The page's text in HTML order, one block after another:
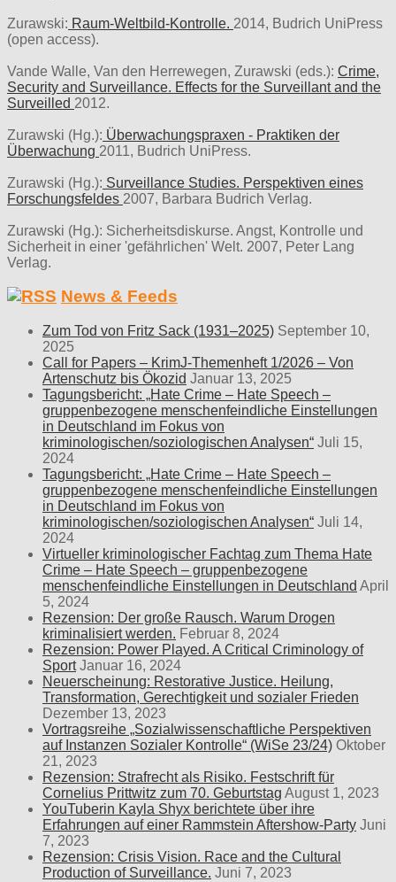
Zurawski: Raum-Weltbild-Kontrolle. 2014, Budrich UniPress
(open access).
Vande Walle, Van den Herrewegen, Zurawski (eds.): Crime,
Security and Surveillance. Effects for the Surveillant and the
Surveilled 2012.
Zurawski (Hg.): Überwachungspraxen - Praktiken der
Überwachung 2011, Budrich UniPress.
Zurawski (Hg.): Surveillance Studies. Perspektiven eines
Forschungsfeldes 2007, Barbara Budrich Verlag.
Zurawski (Hg.): Sicherheitsdiskurse. Angst, Kontrolle und
Sicherheit in einer 'gefährlichen' Welt. 2007, Peter Lang
Verlag.
News & Feeds
Zum Tod von Fritz Sack (1931–2025) September 10,
2025
Call for Papers – KrimJ-Themenheft 1/2026 – Von
Artenschutz bis Ökozid Januar 13, 2025
Tagungsbericht: „Hate Crime – Hate Speech –
gruppenbezogene menschenfeindliche Einstellungen
in Deutschland im Fokus von
kriminologischen/soziologischen Analysen“ Juli 15,
2024
Tagungsbericht: „Hate Crime – Hate Speech –
gruppenbezogene menschenfeindliche Einstellungen
in Deutschland im Fokus von
kriminologischen/soziologischen Analysen“ Juli 14,
2024
Virtueller kriminologischer Fachtag zum Thema Hate
Crime – Hate Speech – gruppenbezogene
menschenfeindliche Einstellungen in Deutschland April
5, 2024
Rezension: Der große Rausch. Warum Drogen
kriminalisiert werden. Februar 8, 2024
Rezension: Power Played. A Critical Criminology of
Sport Januar 16, 2024
Neuerscheinung: Restorative Justice. Heilung,
Transformation, Gerechtigkeit und sozialer Frieden
Dezember 13, 2023
Vortragsreihe „Sozialwissenschaftliche Perspektiven
auf Instanzen Sozialer Kontrolle“ (WiSe 23/24) Oktober
21, 2023
Rezension: Strafrecht als Risiko. Festschrift für
Cornelius Prittwitz zum 70. Geburtstag August 1, 2023
YouTuberin Kayla Shyx berichtete über ihre
Erfahrungen auf einer Rammstein Aftershow-Party Juni
7, 2023
Rezension: Crisis Vision. Race and the Cultural
Production of Surveillance. Juni 7, 2023